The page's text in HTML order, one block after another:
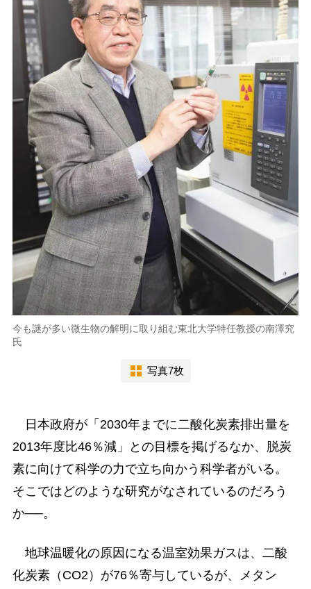
今も謎が多い微生物の解明に取り組む東北大学特任教授の南澤究
氏
写真7枚
日本政府が「2030年までに二酸化炭素排出量を
2013年度比46％減」との目標を掲げるなか、脱炭
素に向けて科学の力で立ち向かう科学者がいる。
そこではどのような研究がなされているのだろう
か──。
地球温暖化の原因になる温室効果ガスは、二酸
化炭素（CO2）が76％寄与しているが、メタン